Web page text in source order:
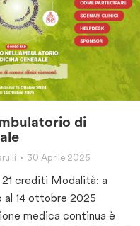
di
30 Aprile 2025
crediti Modalità: a
al 14 ottobre 2025
medica continua è